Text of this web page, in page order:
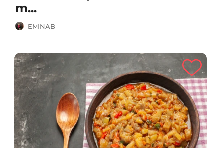
m...
EMINAB